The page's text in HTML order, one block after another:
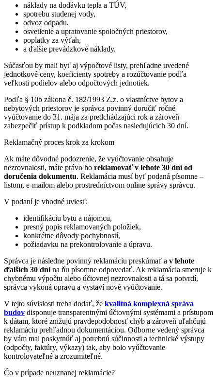
náklady na dodávku tepla a TÚV,
spotrebu studenej vody,
odvoz odpadu,
osvetlenie a upratovanie spoločných priestorov,
poplatky za výťah,
a ďalšie prevádzkové náklady.
Súčasťou by mali byť aj výpočtové listy, prehľadne uvedené
jednotkové ceny, koeficienty spotreby a rozúčtovanie podľa
veľkosti podielov alebo odpočtových jednotiek.
Podľa § 10b zákona č. 182/1993 Z.z. o vlastníctve bytov a
nebytových priestorov je správca povinný doručiť ročné
vyúčtovanie do 31. mája za predchádzajúci rok a zároveň
zabezpečiť prístup k podkladom počas nasledujúcich 30 dní.
Reklamačný proces krok za krokom
Ak máte dôvodné podozrenie, že vyúčtovanie obsahuje
nezrovnalosti, máte právo ho reklamovať v lehote 30 dní od
doručenia dokumentu. Reklamácia musí byť podaná písomne –
listom, e-mailom alebo prostredníctvom online správy správcu.
V podaní je vhodné uviesť:
identifikáciu bytu a nájomcu,
presný popis reklamovaných položiek,
konkrétne dôvody pochybností,
požiadavku na prekontrolovanie a úpravu.
Správca je následne povinný reklamáciu preskúmať a v lehote
ďalších 30 dnína ňu písomne odpovedať. Ak reklamácia smeruje k
chybnému výpočtu alebo účtovnej nezrovnalosti a tá sa potvrdí,
správca vykoná opravu a vystaví nové vyúčtovanie.
V tejto súvislosti treba dodať, že kvalitná komplexná správa
budov disponuje transparentnými účtovnými systémami a prístupom
k dátam, ktoré znižujú pravdepodobnosť chýb a zároveň uľahčujú
reklamáciu prehľadnou dokumentáciou. Odborne vedený správca
by vám mal poskytnúť aj potrebnú súčinnosti a technické výstupy
(odpočty, faktúry, výkazy) tak, aby bolo vyúčtovanie
kontrolovateľné a zrozumiteľné.
Čo v prípade neuznanej reklamácie?